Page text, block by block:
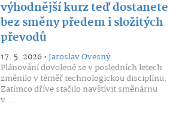
výhodnější kurz teď dostanete
bez směny předem i složitých
převodů
17. 5. 2026 •Jaroslav Ovesný
Plánování dovolené se v posledních letech
změnilo v téměř technologickou disciplínu.
Zatímco dříve stačilo navštívit směnárnu
v...